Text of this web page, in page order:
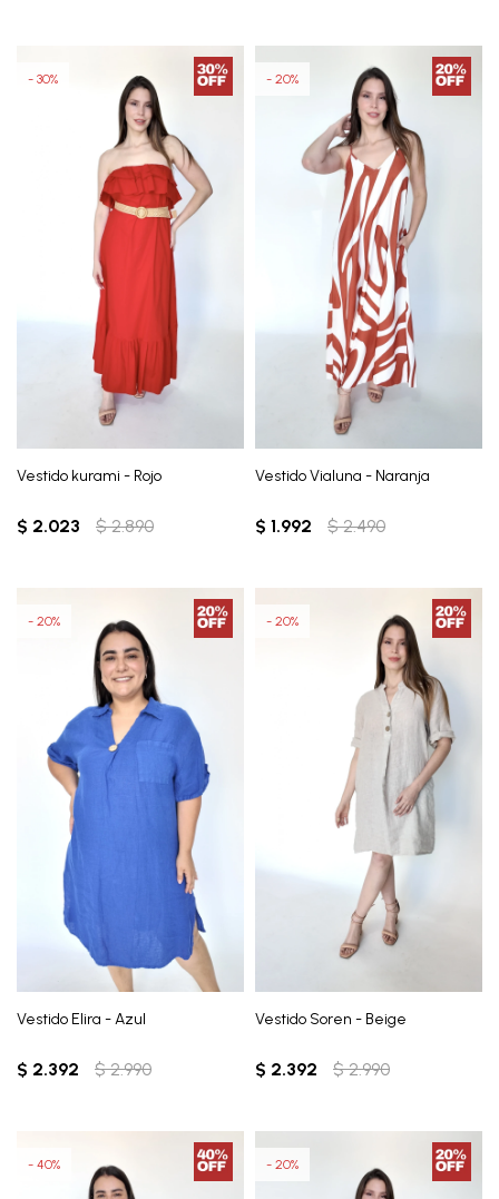
Vestido kurami - Rojo
$ 2.023 $ 2.890
30
Vestido Vialuna - Naranja
$ 1.992 $ 2.490
20
Vestido Elira - Azul
$ 2.392 $ 2.990
20
Vestido Soren - Beige
$ 2.392 $ 2.990
20
40 20